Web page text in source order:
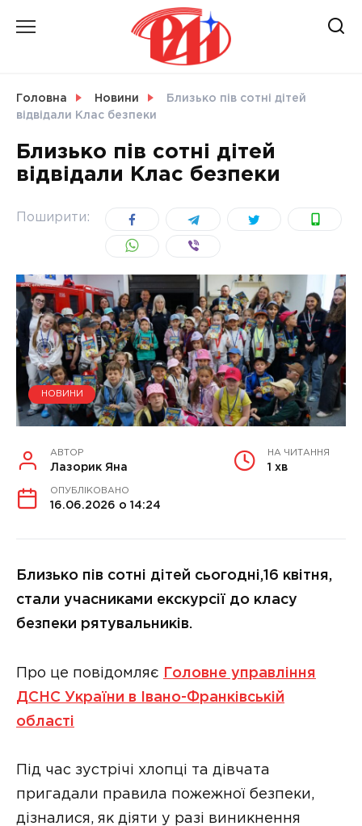
УКРАЇНА
Головна Новини
Близько пів сотні дітей
відвідали Клас безпеки
Близько пів сотні дітей
відвідали Клас безпеки
Поширити:
НОВИНИ
АВТОР
Лазорик Яна
НА ЧИТАННЯ
1 хв
ОПУБЛІКОВАНО
16.06.2026 о 14:24
Близько пів сотні дітей сьогодні,16 квітня,
стали учасниками екскурсії до класу
безпеки рятувальників.
Про це повідомляє
Головне управління
ДСНС України в Івано-Франківській
області
Під час зустрічі хлопці та дівчата
пригадали правила пожежної безпеки,
дізналися, як діяти у разі виникнення